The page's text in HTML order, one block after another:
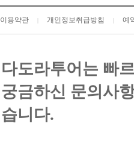
이용약관 개인정보취급방침 예
다도라투어는 빠
궁금하신 문의사
습니다.